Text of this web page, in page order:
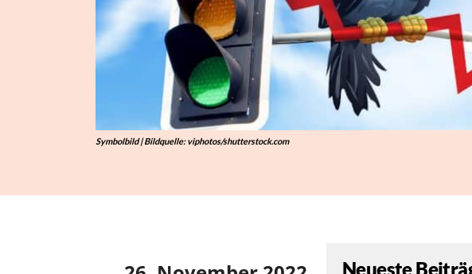
Symbolbild | Bildquelle: viphotos/shutterstock.com
Neueste